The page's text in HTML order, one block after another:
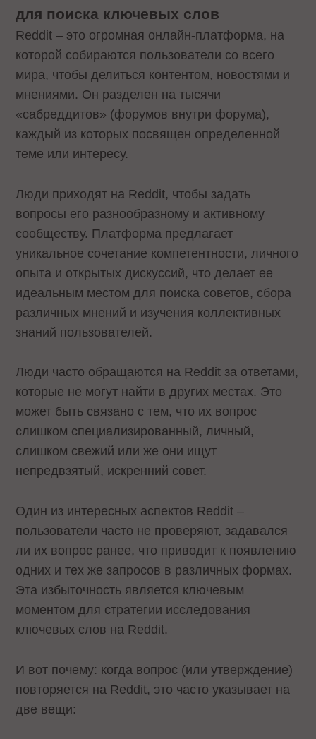
для поиска ключевых слов
Reddit – это огромная онлайн-платформа, на
которой собираются пользователи со всего
мира, чтобы делиться контентом, новостями и
мнениями. Он разделен на тысячи
«сабреддитов» (форумов внутри форума),
каждый из которых посвящен определенной
теме или интересу.
Люди приходят на Reddit, чтобы задать
вопросы его разнообразному и активному
сообществу. Платформа предлагает
уникальное сочетание компетентности, личного
опыта и открытых дискуссий, что делает ее
идеальным местом для поиска советов, сбора
различных мнений и изучения коллективных
знаний пользователей.
Люди часто обращаются на Reddit за ответами,
которые не могут найти в других местах. Это
может быть связано с тем, что их вопрос
слишком специализированный, личный,
слишком свежий или же они ищут
непредвзятый, искренний совет.
Один из интересных аспектов Reddit –
пользователи часто не проверяют, задавался
ли их вопрос ранее, что приводит к появлению
одних и тех же запросов в различных формах.
Эта избыточность является ключевым
моментом для стратегии исследования
ключевых слов на Reddit.
И вот почему: когда вопрос (или утверждение)
повторяется на Reddit, это часто указывает на
две вещи: